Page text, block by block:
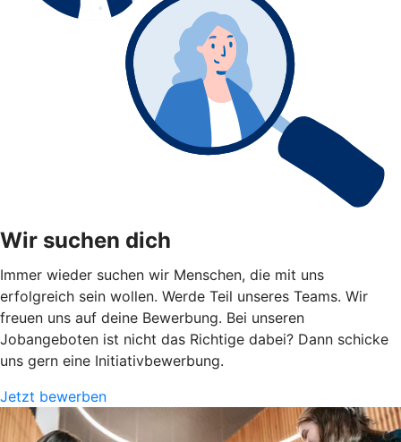
Wir suchen dich
Immer wieder suchen wir Menschen, die mit uns
erfolgreich sein wollen. Werde Teil unseres Teams. Wir
freuen uns auf deine Bewerbung. Bei unseren
Jobangeboten ist nicht das Richtige dabei? Dann schicke
uns gern eine Initiativbewerbung.
Jetzt bewerben